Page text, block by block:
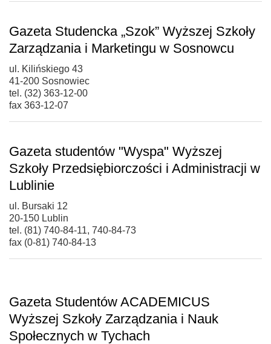
Gazeta Studencka „Szok” Wyższej Szkoły
Zarządzania i Marketingu w Sosnowcu
ul. Kilińskiego 43
41-200 Sosnowiec
tel. (32) 363-12-00
fax 363-12-07
Gazeta studentów "Wyspa" Wyższej
Szkoły Przedsiębiorczości i Administracji w
Lublinie
ul. Bursaki 12
20-150 Lublin
tel. (81) 740-84-11, 740-84-73
fax (0-81) 740-84-13
Gazeta Studentów ACADEMICUS
Wyższej Szkoły Zarządzania i Nauk
Społecznych w Tychach